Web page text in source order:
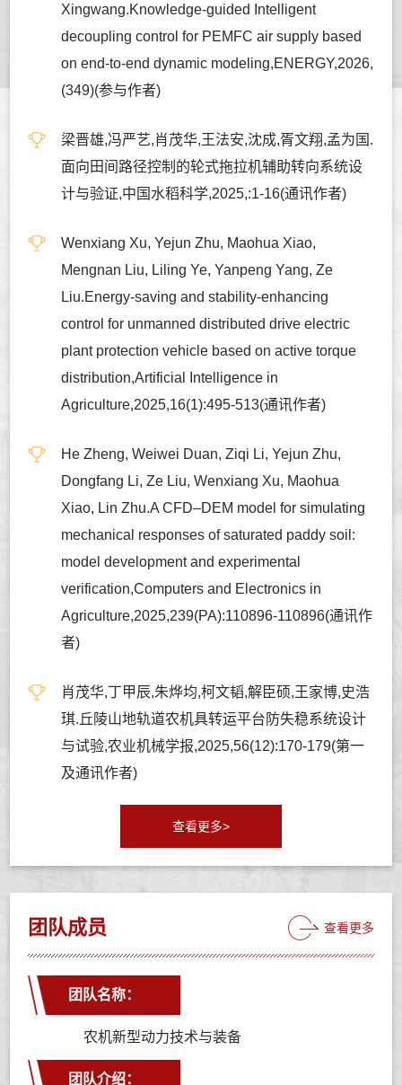
Xingwang.Knowledge-guided Intelligent
decoupling control for PEMFC air supply based
on end-to-end dynamic modeling,ENERGY,2026,
(349)(参与作者)
梁晋雄,冯严艺,肖茂华,王法安,沈成,胥文翔,孟为国.
面向田间路径控制的轮式拖拉机辅助转向系统设
计与验证,中国水稻科学,2025,:1-16(通讯作者)
Wenxiang Xu, Yejun Zhu, Maohua Xiao,
Mengnan Liu, Liling Ye, Yanpeng Yang, Ze
Liu.Energy-saving and stability-enhancing
control for unmanned distributed drive electric
plant protection vehicle based on active torque
distribution,Artificial Intelligence in
Agriculture,2025,16(1):495-513(通讯作者)
He Zheng, Weiwei Duan, Ziqi Li, Yejun Zhu,
Dongfang Li, Ze Liu, Wenxiang Xu, Maohua
Xiao, Lin Zhu.A CFD–DEM model for simulating
mechanical responses of saturated paddy soil:
model development and experimental
verification,Computers and Electronics in
Agriculture,2025,239(PA):110896-110896(通讯作
者)
肖茂华,丁甲辰,朱烨均,柯文韬,解臣硕,王家博,史浩
琪.丘陵山地轨道农机具转运平台防失稳系统设计
与试验,农业机械学报,2025,56(12):170-179(第一
及通讯作者)
查看更多>
团队成员 查看更多
团队名称：
农机新型动力技术与装备
团队介绍：